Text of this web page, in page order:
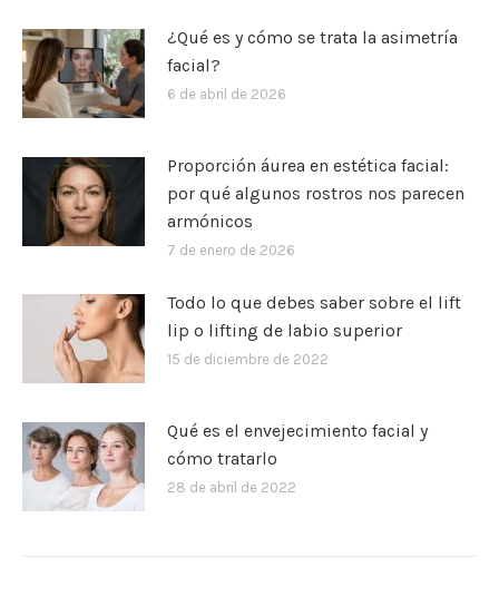
¿Qué es y cómo se trata la asimetría
facial?
6 de abril de 2026
Proporción áurea en estética facial:
por qué algunos rostros nos parecen
armónicos
7 de enero de 2026
Todo lo que debes saber sobre el lift
lip o lifting de labio superior
15 de diciembre de 2022
Qué es el envejecimiento facial y
cómo tratarlo
28 de abril de 2022